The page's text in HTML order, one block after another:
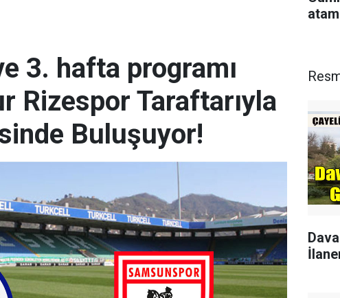
3. hafta programı
Rizespor Taraftarıyla
Buluşuyor!